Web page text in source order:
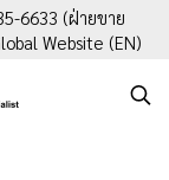
6633 (ฝ่ายขาย
Website (EN)